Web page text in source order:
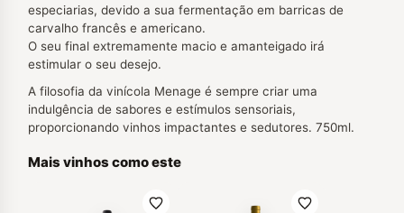
especiarias, devido a sua fermentação em barricas de
carvalho francês e americano.
O seu final extremamente macio e amanteigado irá
estimular o seu desejo.
A filosofia da vinícola Menage é sempre criar uma
indulgência de sabores e estímulos sensoriais,
proporcionando vinhos impactantes e sedutores. 750ml.
Mais vinhos como este